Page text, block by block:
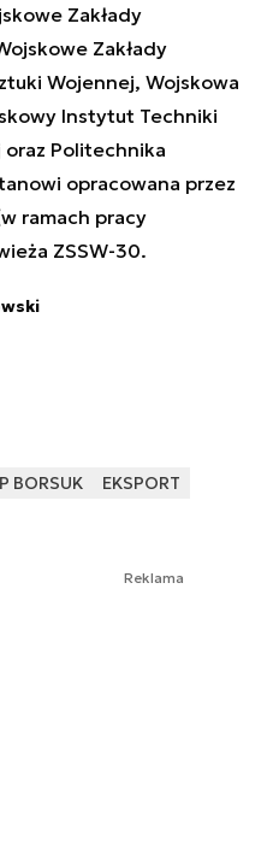
Zakłady
Zakłady
Wojennej, Wojskowa
Instytut Techniki
Politechnika
opracowana przez
ramach pracy
ZSSW-30.
BORSUK EKSPORT
Reklama